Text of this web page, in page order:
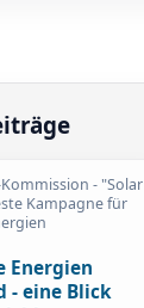
Kommission - "Solar
Kampagne für
Energien
- eine Blick